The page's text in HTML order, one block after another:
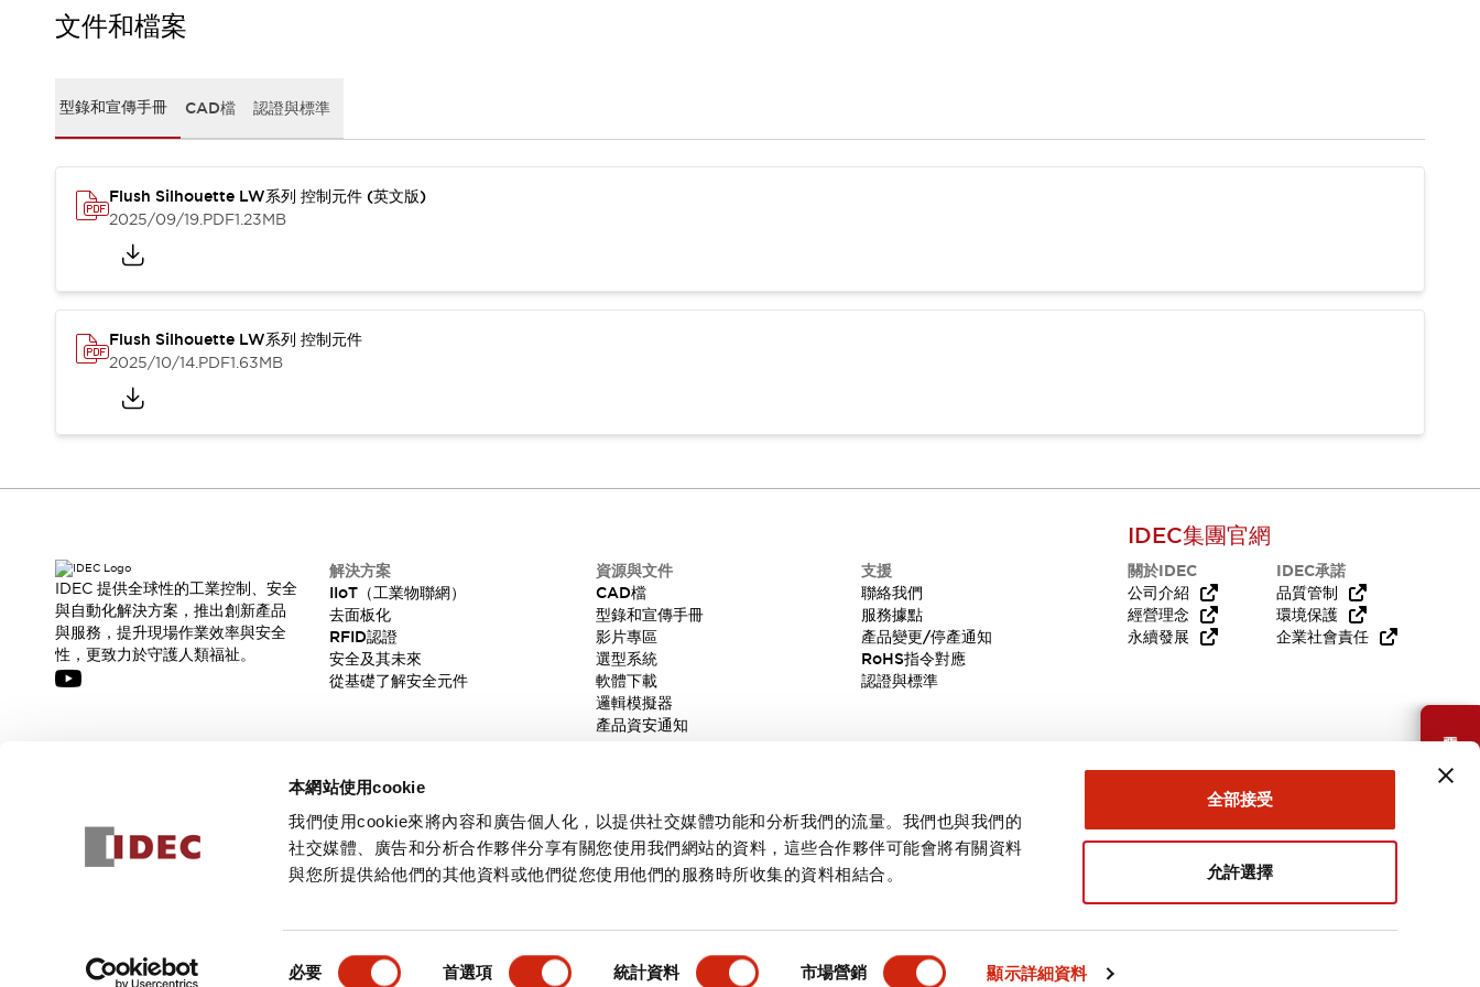
本網站使用cookie
我們使用cookie來將內容和廣告個人化，以提供社交媒體功能和分析我們的流量。我們也與我們的
社交媒體、廣告和分析合作夥伴分享有關您使用我們網站的資料，這些合作夥伴可能會將有關資料
與您所提供給他們的其他資料或他們從您使用他們的服務時所收集的資料相結合。
必要 首選項 統計資料 市場營銷 顯示詳細資料
全部接受
允許選擇
型錄和宣傳手冊
軟體下載
邏輯模擬器
產品資安通知
服務據點
產品變更/停產通知
需要幫助嗎？
文件和檔案
型錄和宣傳手冊 CAD檔 認證與標準
Flush Silhouette LW系列 控制元件 (英文版)
2025/09/19.PDF1.23MB
Flush Silhouette LW系列 控制元件
2025/10/14.PDF1.63MB
產品詳情 主要特點 規格 文件和檔案
IDEC 提供全球性的工業控制、安全
與自動化解決方案，推出創新產品
與服務，提升現場作業效率與安全
性，更致力於守護人類福祉。
解決方案
IIoT（工業物聯網）
去面板化
RFID認證
安全及其未來
從基礎了解安全元件
資源與文件
CAD檔
型錄和宣傳手冊
影片專區
選型系統
軟體下載
邏輯模擬器
產品資安通知
支援
聯絡我們
服務據點
產品變更/停產通知
RoHS指令對應
認證與標準
IDEC集團官網
關於IDEC
公司介紹
經營理念
永續發展
IDEC承諾
品質管制
環境保護
企業社會責任
訂閱
隱私權政策使用條款 台灣